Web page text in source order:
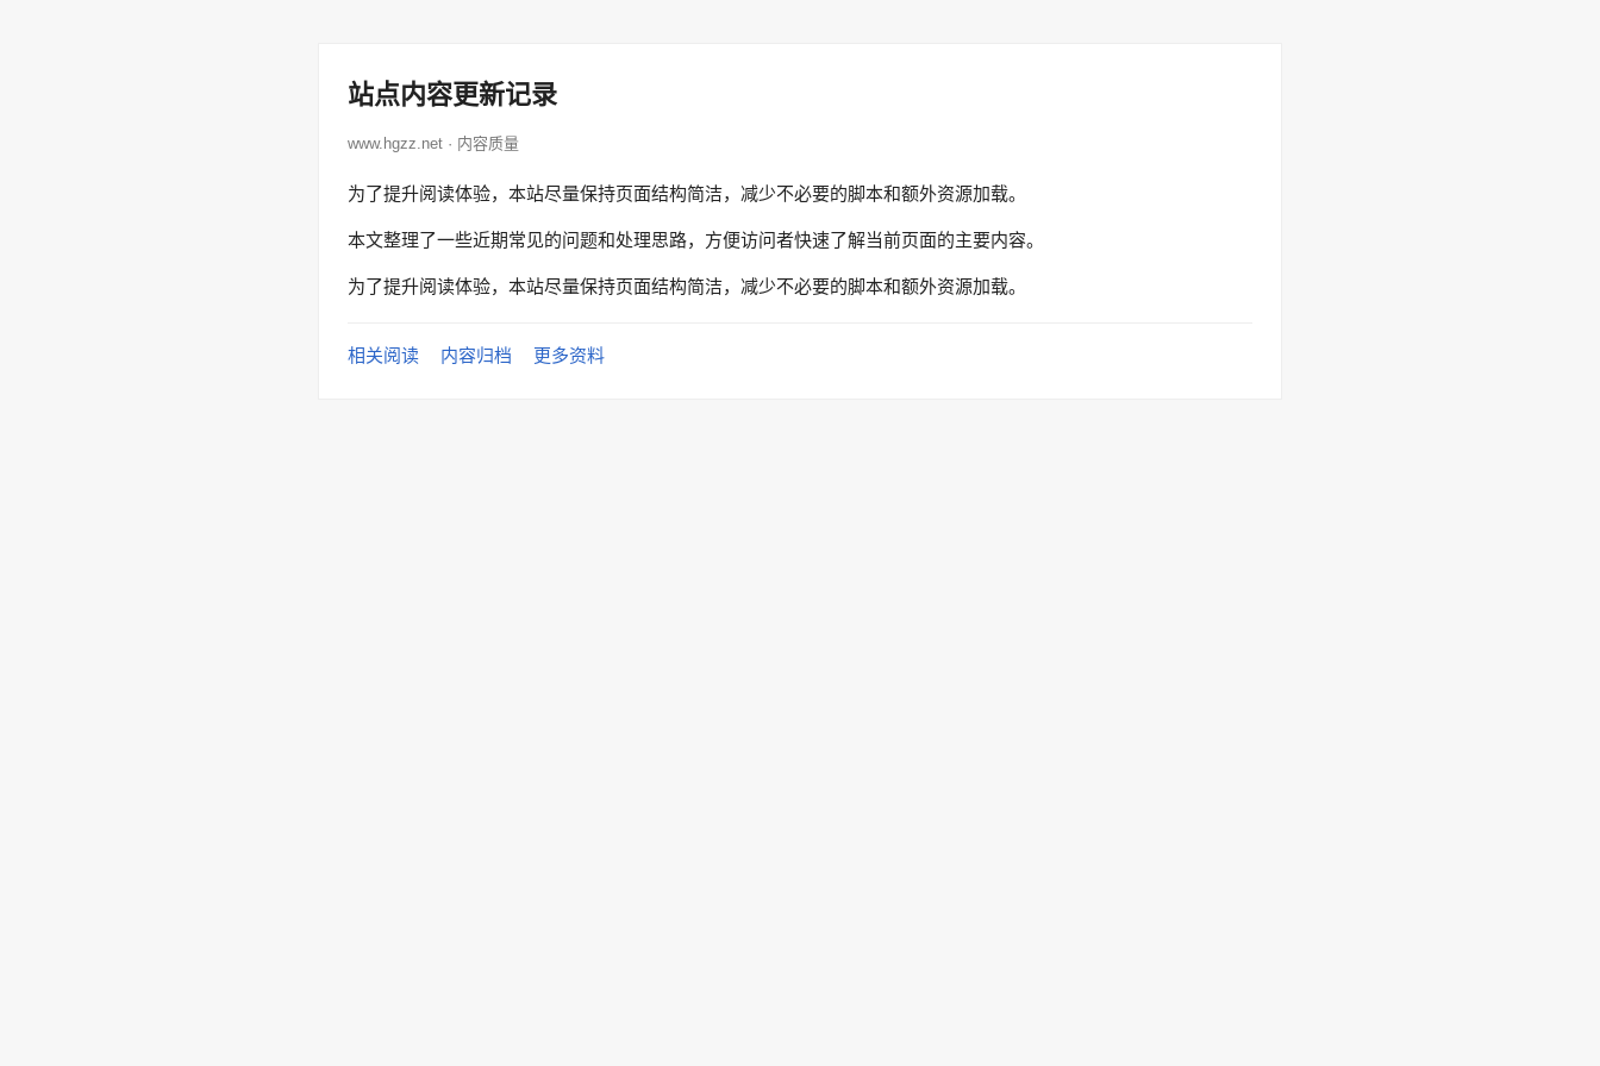
站点内容更新记录
www.hgzz.net · 内容质量
为了提升阅读体验，本站尽量保持页面结构简洁，减少不必要的脚本和额外资源加载。
本文整理了一些近期常见的问题和处理思路，方便访问者快速了解当前页面的主要内容。
为了提升阅读体验，本站尽量保持页面结构简洁，减少不必要的脚本和额外资源加载。
相关阅读 内容归档 更多资料